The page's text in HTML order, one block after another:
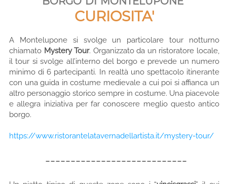
CURIOSITA'
A Montelupone si svolge un particolare tour notturno
chiamato Mystery Tour. Organizzato da un ristoratore locale,
il tour si svolge all’interno del borgo e prevede un numero
minimo di 6 partecipanti. In realtà uno spettacolo itinerante
con una guida in costume medievale a cui poi si affianca un
altro personaggio storico sempre in costume. Una piacevole
e allegra iniziativa per far conoscere meglio questo antico
borgo.
https://www.ristorantelatavernadellartista.it/mystery-tour/
----------------------------